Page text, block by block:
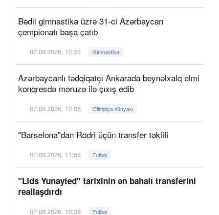
Bədii gimnastika üzrə 31-ci Azərbaycan
çempionatı başa çatıb
07.08.2026, 12:23 Gimnastika
Azərbaycanlı tədqiqatçı Ankarada beynəlxalq elmi
konqresdə məruzə ilə çıxış edib
07.08.2026, 12:05 Olimpiya dünyası
"Barselona"dan Rodri üçün transfer təklifi
07.08.2026, 11:53 Futbol
"Lids Yunayted" tarixinin ən bahalı transferini
reallaşdırdı
07.08.2026, 10:38 Futbol